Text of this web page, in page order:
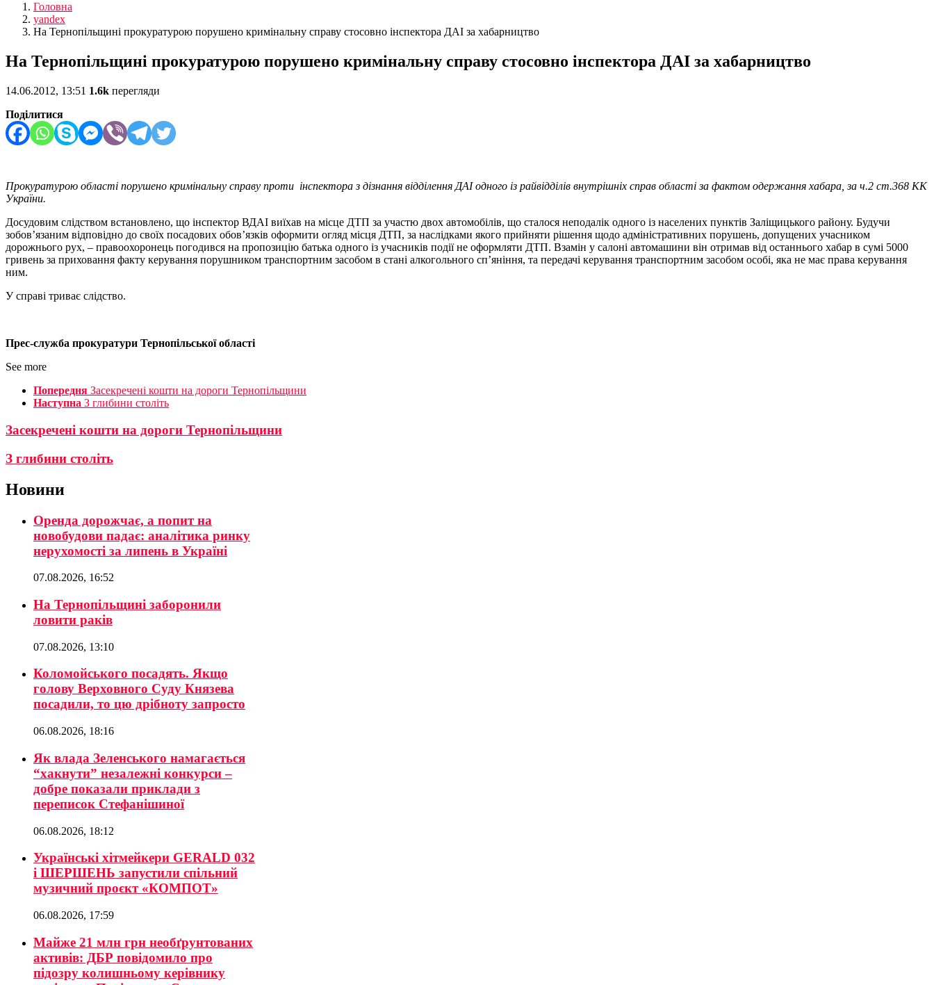
Головна
yandex
На Тернопільщині прокуратурою порушено кримінальну справу стосовно інспектора ДАІ за хабарництво
На Тернопільщині прокуратурою порушено кримінальну справу стосовно інспектора ДАІ за хабарництво
14.06.2012, 13:51 1.6k перегляди
Поділитися
Прокуратурою області порушено кримінальну справу проти інспектора з дізнання відділення ДАІ одного із райвідділів внутрішніх справ області за фактом одержання хабара, за ч.2 ст.368 КК
України.
Досудовим слідством встановлено, що інспектор ВДАІ виїхав на місце ДТП за участю двох автомобілів, що сталося неподалік одного із населених пунктів Заліщицького району. Будучи
зобов’язаним відповідно до своїх посадових обов’язків оформити огляд місця ДТП, за наслідками якого прийняти рішення щодо адміністративних порушень, допущених учасником
дорожнього рух, – правоохоронець погодився на пропозицію батька одного із учасників події не оформляти ДТП. Взамін у салоні автомашини він отримав від останнього хабар в сумі 5000
гривень за приховання факту керування порушником транспортним засобом в стані алкогольного сп’яніння, та передачі керування транспортним засобом особі, яка не має права керування
ним.
У справі триває слідство.
Прес-служба прокуратури Тернопільської області
See more
Попередня Засекречені кошти на дороги Тернопільщини
Наступна З глибини століть
Засекречені кошти на дороги Тернопільщини
З глибини століть
Новини
Оренда дорожчає, а попит на
новобудови падає: аналітика ринку
нерухомості за липень в Україні
07.08.2026, 16:52
На Тернопільщині заборонили
ловити раків
07.08.2026, 13:10
Коломойського посадять. Якщо
голову Верховного Суду Князева
посадили, то цю дрібноту запросто
06.08.2026, 18:16
Як влада Зеленського намагається
“хакнути” незалежні конкурси –
добре показали приклади з
переписок Стефанішиної
06.08.2026, 18:12
Українські хітмейкери GERALD 032
і ШЕРШЕНЬ запустили спільний
музичний проєкт «КОМПОТ»
06.08.2026, 17:59
Майже 21 млн грн необґрунтованих
активів: ДБР повідомило про
підозру колишньому керівнику